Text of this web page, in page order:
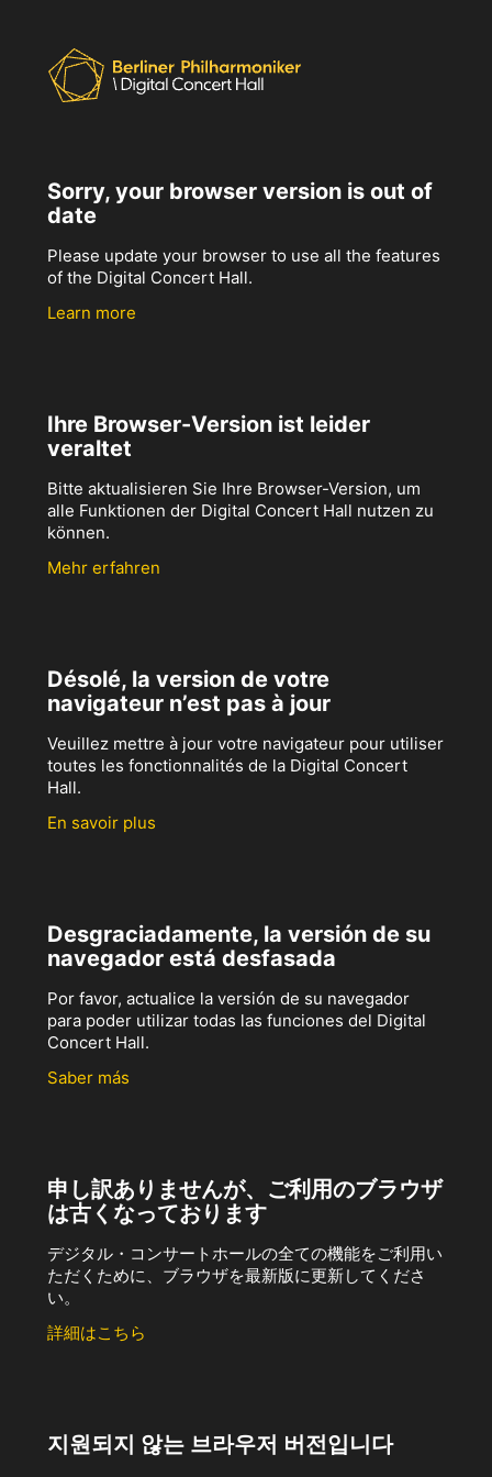
Sorry, your browser version is out of
date
Please update your browser to use all the features
of the Digital Concert Hall.
Learn more
Ihre Browser-Version ist leider
veraltet
Bitte aktualisieren Sie Ihre Browser-Version, um
alle Funktionen der Digital Concert Hall nutzen zu
können.
Mehr erfahren
Désolé, la version de votre
navigateur n’est pas à jour
Veuillez mettre à jour votre navigateur pour utiliser
toutes les fonctionnalités de la Digital Concert
Hall.
En savoir plus
Desgraciadamente, la versión de su
navegador está desfasada
Por favor, actualice la versión de su navegador
para poder utilizar todas las funciones del Digital
Concert Hall.
Saber más
申し訳ありませんが、ご利用のブラウザ
は古くなっております
デジタル・コンサートホールの全ての機能をご利用い
ただくために、ブラウザを最新版に更新してくださ
い。
詳細はこちら
지원되지 않는 브라우저 버전입니다